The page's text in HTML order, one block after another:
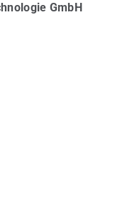
GmbH